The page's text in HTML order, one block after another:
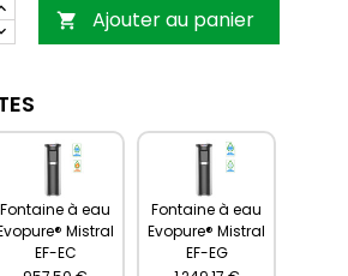
 Ajouter au panier
Fontaine à eau
Mistral
EF-EC
Fontaine à eau
Evopure® Mistral
EF-EG